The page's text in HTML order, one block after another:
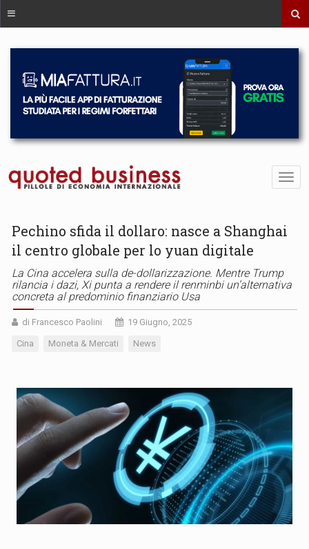
Pechino sfida il dollaro: nasce a Shanghai
il centro globale per lo yuan digitale
La Cina accelera sulla de-dollarizzazione. Mentre Trump
rilancia i dazi, Xi punta a rendere il renminbi un’alternativa
concreta al predominio finanziario Usa
di Francesco Paolini 19 Giugno, 2025
Cina Moneta & Mercati News